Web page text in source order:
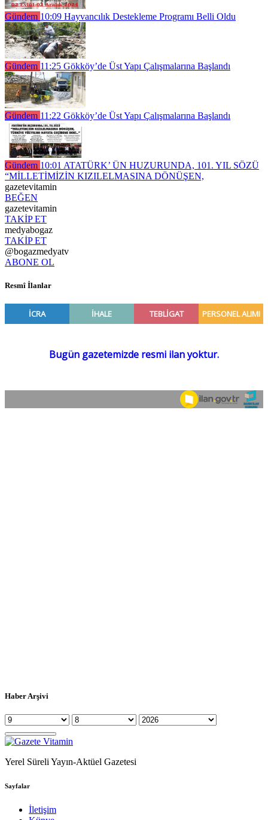
Gündem 10:09 Hayvancılık Destekleme Programı Belli Oldu
Gündem 11:25 Gökköy’de Üst Yapı Çalışmalarına Başlandı
Gündem 11:22 Gökköy’de Üst Yapı Çalışmalarına Başlandı
Gündem 10:01 ATATÜRK’ ÜN HUZURUNDA, 101. YIL SÖZÜ
“MİLLETİMİZİN KIZILELMASINA DÖNÜŞEN,
gazetevitamin
BEĞEN
gazetevitamin
TAKİP ET
medyabogaz
TAKİP ET
@bogazmedyatv
ABONE OL
Resmî İlanlar
Haber Arşivi
Yerel Süreli Yayın-Aktüel Gazetesi
Sayfalar
İletişim